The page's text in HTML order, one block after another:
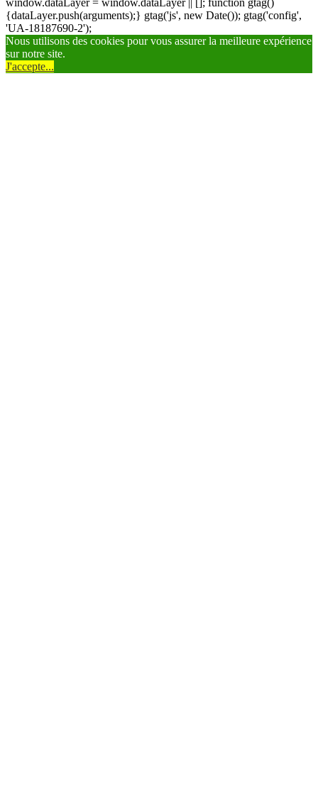
{dataLayer.push(arguments);} gtag('js', new Date()); gtag('config',
'UA-18187690-2');
Nous utilisons des cookies pour vous assurer la meilleure expérience
sur notre site.
J'accepte...